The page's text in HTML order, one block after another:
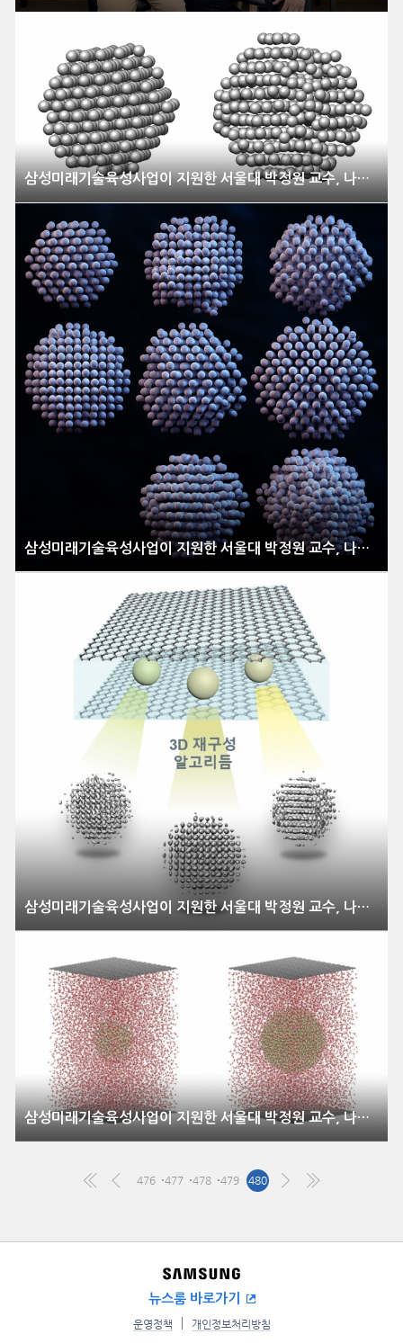
삼성미래기술육성사업이 지원한 서울대 박정원 교수, 나노 입자의 ‘3차원 증명사진’ 촬영할 수 있는 기술 개발
삼성미래기술육성사업이 지원한 서울대 박정원 교수, 나노 입자의 ‘3차원 증명사진’ 촬영할 수 있는 기술 개발
삼성미래기술육성사업이 지원한 서울대 박정원 교수, 나노 입자의 ‘3차원 증명사진’ 촬영할 수 있는 기술 개발
삼성미래기술육성사업이 지원한 서울대 박정원 교수, 나노 입자의 ‘3차원 증명사진’ 촬영할 수 있는 기술 개발
476 477 478 479 480
뉴스룸 바로가기
운영정책 개인정보처리방침